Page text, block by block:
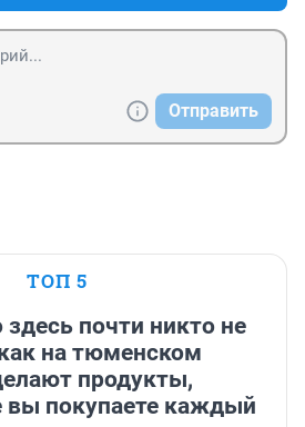
Отправить
ТОП 5
почти никто не
на тюменском
продукты,
вы покупаете каждый